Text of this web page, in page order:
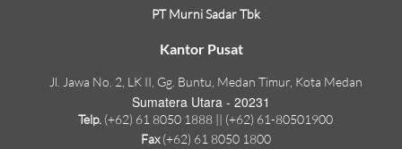
PT Murni Sadar Tbk
Kantor Pusat
Jl. Jawa No. 2, LK II, Gg. Buntu, Medan Timur, Kota Medan
Sumatera Utara - 20231
Telp. (+62) 61 8050 1888 || (+62) 61-80501900
Fax(+62) 61 8050 1800